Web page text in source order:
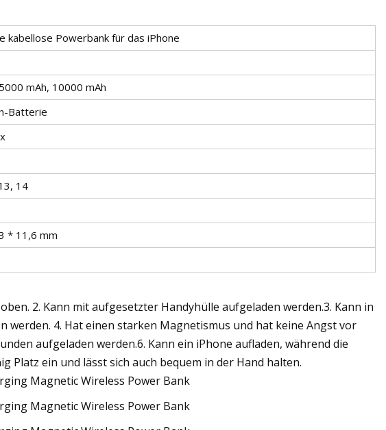
kabellose Powerbank für das iPhone
mAh, 10000 mAh
Batterie
14
* 11,6 mm
2. Kann mit aufgesetzter Handyhülle aufgeladen werden.3. Kann in
werden. 4. Hat einen starken Magnetismus und hat keine Angst vor
aufgeladen werden.6. Kann ein iPhone aufladen, während die
Platz ein und lässt sich auch bequem in der Hand halten.